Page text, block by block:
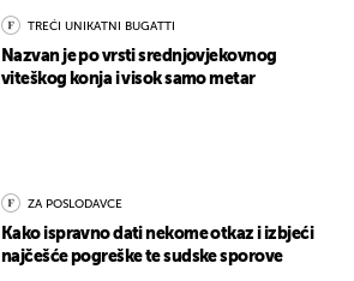
TREĆI UNIKATNI BUGATTI
Nazvan je po vrsti srednjovjekovnog
viteškog konja i visok samo metar
ZA POSLODAVCE
Kako ispravno dati nekome otkaz i izbjeći
najčešće pogreške te sudske sporove